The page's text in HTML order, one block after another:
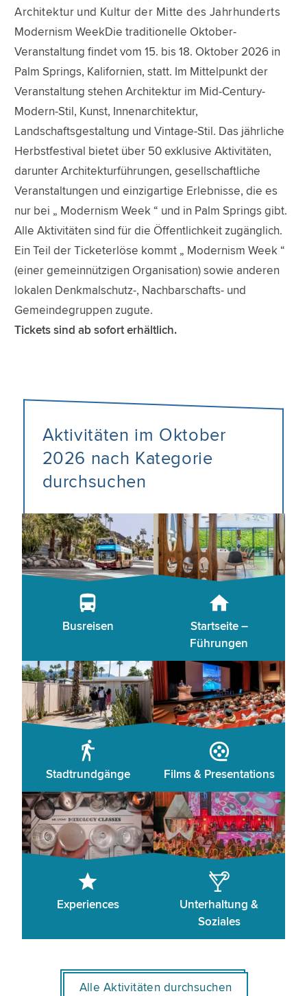
Architektur und Kultur der Mitte des Jahrhunderts
Modernism WeekDie traditionelle Oktober-
Veranstaltung findet vom 15. bis 18. Oktober 2026 in
Palm Springs, Kalifornien, statt. Im Mittelpunkt der
Veranstaltung stehen Architektur im Mid-Century-
Modern-Stil, Kunst, Innenarchitektur,
Landschaftsgestaltung und Vintage-Stil. Das jährliche
Herbstfestival bietet über 50 exklusive Aktivitäten,
darunter Architekturführungen, gesellschaftliche
Veranstaltungen und einzigartige Erlebnisse, die es
nur bei „ Modernism Week “ und in Palm Springs gibt.
Alle Aktivitäten sind für die Öffentlichkeit zugänglich.
Ein Teil der Ticketerlöse kommt „ Modernism Week “
(einer gemeinnützigen Organisation) sowie anderen
lokalen Denkmalschutz-, Nachbarschafts- und
Gemeindegruppen zugute.
Tickets sind ab sofort erhältlich.
Aktivitäten im Oktober
2026 nach Kategorie
durchsuchen
Busreisen
Startseite –
Führungen
Stadtrundgänge Films & Presentations
Experiences
Unterhaltung &
Soziales
Alle Aktivitäten durchsuchen